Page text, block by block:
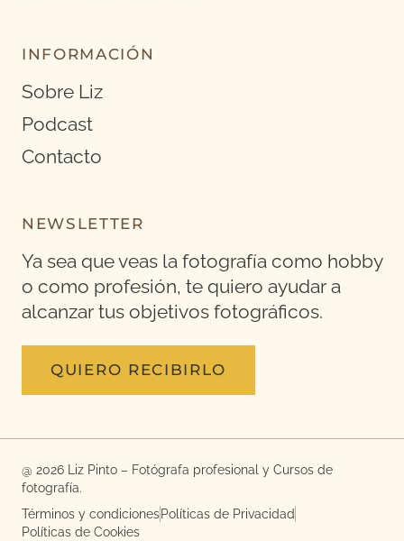
INFORMACIÓN
Sobre Liz
Podcast
Contacto
NEWSLETTER
Ya sea que veas la fotografía como hobby
o como profesión, te quiero ayudar a
alcanzar tus objetivos fotográficos.
QUIERO RECIBIRLO
@ 2026 Liz Pinto – Fotógrafa profesional y Cursos de
fotografía.
Términos y condicionesPolíticas de Privacidad
Políticas de Cookies